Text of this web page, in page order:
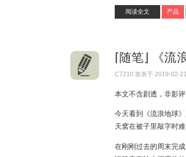
阅读全文 产品
⌈随笔⌋ 《流
C7210 发表于 2019-02-
本文不含剧透，非影评
今天看到《流浪地球
天窝在被子里敲字时
在刚刚过去的周末完